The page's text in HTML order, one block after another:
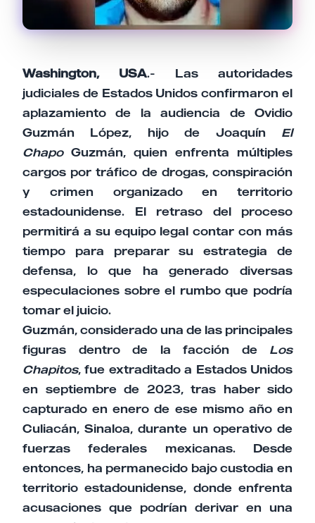
Washington, USA.- Las autoridades
judiciales de Estados Unidos confirmaron el
aplazamiento de la audiencia de Ovidio
Guzmán López, hijo de Joaquín El
ChapoGuzmán, quien enfrenta múltiples
cargos por tráfico de drogas, conspiración
y crimen organizado en territorio
estadounidense. El retraso del proceso
permitirá a su equipo legal contar con más
tiempo para preparar su estrategia de
defensa, lo que ha generado diversas
especulaciones sobre el rumbo que podría
tomar el juicio.
Guzmán, considerado una de las principales
figuras dentro de la facción de Los
Chapitos, fue extraditado a Estados Unidos
en septiembre de 2023, tras haber sido
capturado en enero de ese mismo año en
Culiacán, Sinaloa, durante un operativo de
fuerzas federales mexicanas. Desde
entonces, ha permanecido bajo custodia en
territorio estadounidense, donde enfrenta
acusaciones que podrían derivar en una